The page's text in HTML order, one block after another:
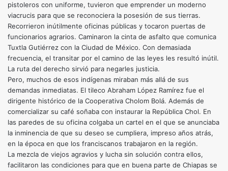
pistoleros con uniforme, tuvieron que emprender un moderno
viacrucis para que se reconociera la posesión de sus tierras.
Recorrieron inútilmente oficinas públicas y tocaron puertas de
funcionarios agrarios. Caminaron la cinta de asfalto que comunica
Tux­tla Gutiérrez con la Ciudad de México. Con demasiada
frecuencia, el transitar por el camino de las leyes les resultó inútil.
La ruta del derecho sirvió para negarles justicia.
Pero, muchos de esos indígenas miraban más allá de sus
demandas inmediatas. El tileco Abraham López Ramírez fue el
dirigente histórico de la Cooperativa Cholom Bolá. Además de
comercializar su café soñaba con instaurar la República Chol. En
las paredes de su oficina colgaba un cartel en el que se anunciaba
la inminencia de que su deseo se cumpliera, impreso años atrás,
en la época en que los franciscanos trabajaron en la región.
La mezcla de viejos agravios y lucha sin solución contra ellos,
facilitaron las condiciones para que en buena parte de Chiapas se